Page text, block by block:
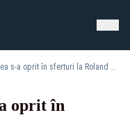
Tenis. Sorana Cîrstea s-a oprit în sferturi la Roland Garros
oprit în